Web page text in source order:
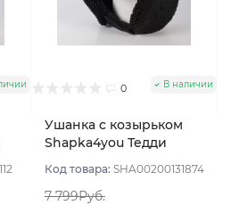
0 В наличии
Ушанка с козырьком
Shapka4you Тедди
размер UNI
Код товара: SHA00200131874
7 799Руб.